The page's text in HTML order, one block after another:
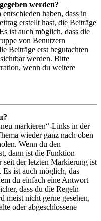
werden?
haben, dass in
erstellt hast, die Beiträge
ist auch möglich, dass die
von Benutzern
Beiträge erst begutachten
werden. Bitte
wenn du weitere
markieren“-Links in der
wieder ganz nach oben
Wenn du den
dann ist die Funktion
seit der letzten Markierung ist
Es ist auch möglich, das
du einfach eine Antwort
dass du die Regeln
meist nicht gerne gesehen,
oder abgeschlossene